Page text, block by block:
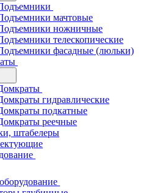
мачтовые
ножничные
телескопические
фасадные (люльки)
гидравлические
подкатные
реечные
штабелеры